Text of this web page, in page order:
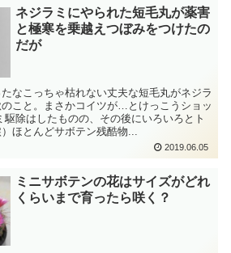
ネジラミにやられた短毛丸が薬害
と極寒を乗越えつぼみをつけたの
だが
なこっちゃ枯れない丈夫な短毛丸がネジラ
こと。まさかコイツが…とけっこうショッ
除はしたものの、その後にいろいろとト
ほとんどサボテン残酷物...
2019.06.05
ミニサボテンの花はサイズがどれ
くらいまで育ったら咲く？